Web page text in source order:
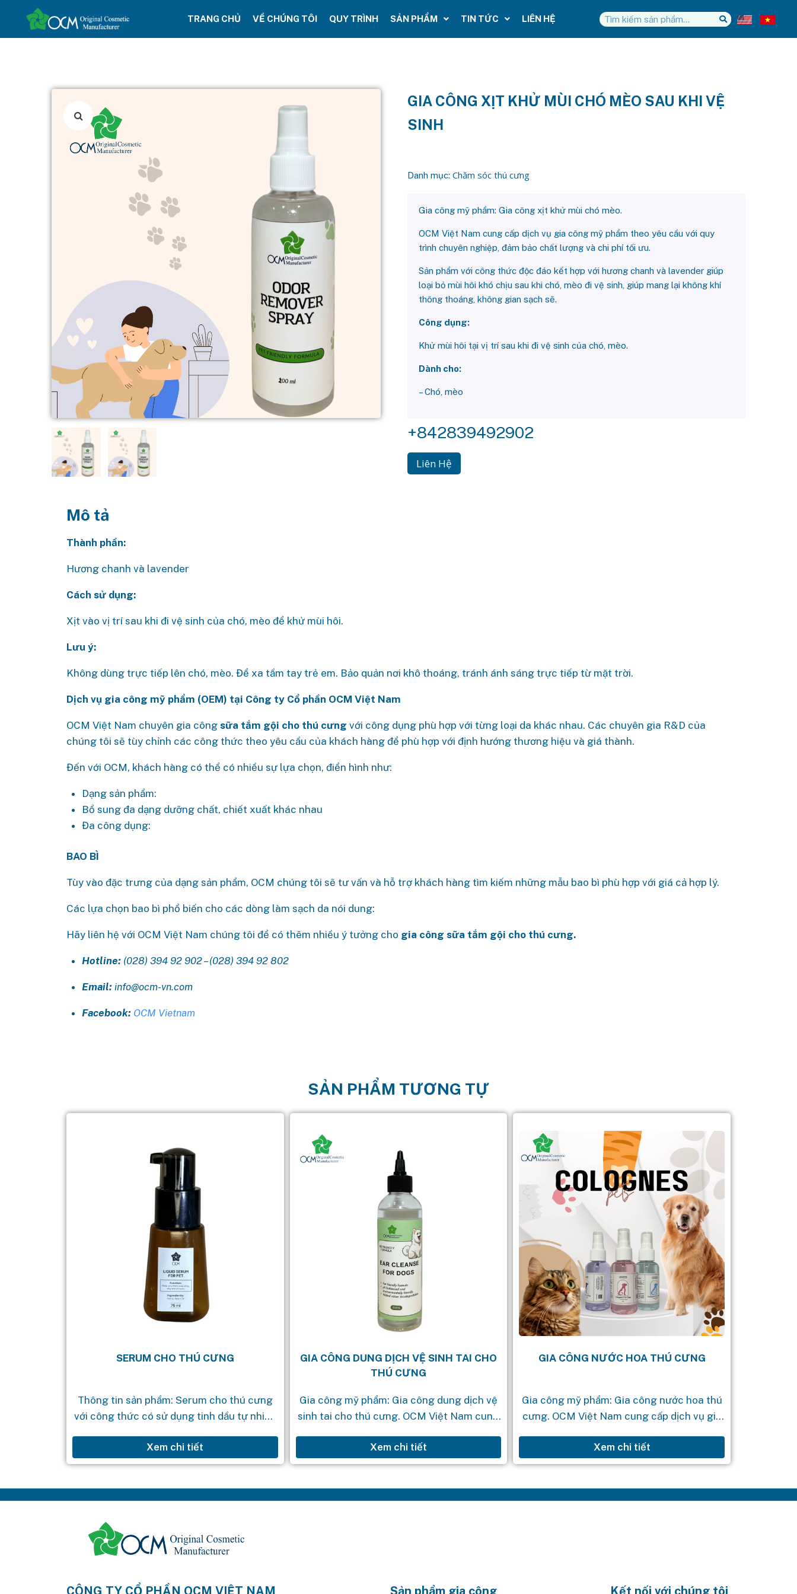
TRANG CHỦ VỀ CHÚNG TÔI QUY TRÌNH SẢN PHẨM TIN TỨC LIÊN HỆ
GIA CÔNG XỊT KHỬ MÙI CHÓ MÈO SAU KHI VỆ
SINH
Danh mục: Chăm sóc thú cưng
Gia công mỹ phẩm: Gia công xịt khử mùi chó mèo.
OCM Việt Nam cung cấp dịch vụ gia công mỹ phẩm theo yêu cầu với quy
trình chuyên nghiệp, đảm bảo chất lượng và chi phí tối ưu.
Sản phẩm với công thức độc đáo kết hợp với hương chanh và lavender giúp
loại bỏ mùi hôi khó chịu sau khi chó, mèo đi vệ sinh, giúp mang lại không khí
thông thoáng, không gian sạch sẽ.
Công dụng:
Khử mùi hôi tại vị trí sau khi đi vệ sinh của chó, mèo.
Dành cho:
– Chó, mèo
+842839492902
Liên Hệ
Mô tả
Thành phần:
Hương chanh và lavender
Cách sử dụng:
Xịt vào vị trí sau khi đi vệ sinh của chó, mèo để khử mùi hôi.
Lưu ý:
Không dùng trực tiếp lên chó, mèo. Để xa tầm tay trẻ em. Bảo quản nơi khô thoáng, tránh ánh sáng trực tiếp từ mặt trời.
Dịch vụ gia công mỹ phẩm (OEM) tại Công ty Cổ phần OCM Việt Nam
OCM Việt Nam chuyên gia công sữa tắm gội cho thú cưng với công dụng phù hợp với từng loại da khác nhau. Các chuyên gia R&D của
chúng tôi sẽ tùy chỉnh các công thức theo yêu cầu của khách hàng để phù hợp với định hướng thương hiệu và giá thành.
Đến với OCM, khách hàng có thể có nhiều sự lựa chọn, điển hình như:
Dạng sản phẩm:
Bổ sung đa dạng dưỡng chất, chiết xuất khác nhau
Đa công dụng:
BAO BÌ
Tùy vào đặc trưng của dạng sản phẩm, OCM chúng tôi sẽ tư vấn và hỗ trợ khách hàng tìm kiếm những mẫu bao bì phù hợp với giá cả hợp lý.
Các lựa chọn bao bì phổ biến cho các dòng làm sạch da nói dung:
Hãy liên hệ với OCM Việt Nam chúng tôi để có thêm nhiều ý tưởng cho gia công sữa tắm gội cho thú cưng.
Hotline:(028) 394 92 902 – (028) 394 92 802
Email:info@ocm-vn.com
Facebook: OCM Vietnam
SẢN PHẨM TƯƠNG TỰ
SERUM CHO THÚ CƯNG
Thông tin sản phẩm: Serum cho thú cưng
với công thức có sử dụng tinh dầu tự nhiên
và Omega 6 giúp...
Xem chi tiết
GIA CÔNG DUNG DỊCH VỆ SINH TAI CHO
THÚ CƯNG
Gia công mỹ phẩm: Gia công dung dịch vệ
sinh tai cho thú cưng. OCM Việt Nam cung
cầu với quy...
Xem chi tiết
GIA CÔNG NƯỚC HOA THÚ CƯNG
Gia công mỹ phẩm: Gia công nước hoa thú
cưng. OCM Việt Nam cung cấp dịch vụ gia
chuyên nghiệp, đảm...
Xem chi tiết
CÔNG TY CỔ PHẦN OCM VIỆT NAM Sản phẩm gia công Kết nối với chúng tôi